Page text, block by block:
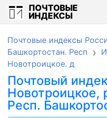
ПОЧТОВЫЕ
ИНДЕКСЫ
Почтовые индексы
Башкортостан. Респ
Новотроицкое. д
Почтовый
Новотроицкое,
Респ.